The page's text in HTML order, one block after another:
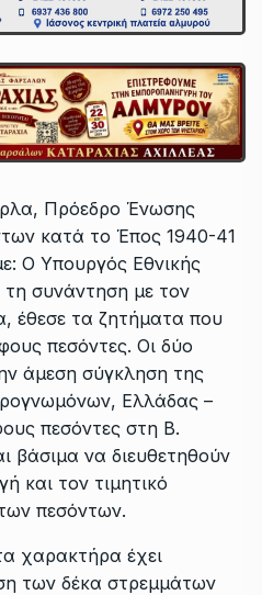
Πρόεδρο Ένωσης
κατά το Έπος 1940-41
Ο Υπουργός Εθνικής
συνάντηση με τον
έθεσε τα ζητήματα που
πεσόντες. Οι δύο
άμεση σύγκληση της
Ελλάδας –
πεσόντες στη Β.
βάσιμα να διευθετηθούν
και τον τιμητικό
πεσόντων.
χαρακτήρα έχει
των δέκα στρεμμάτων